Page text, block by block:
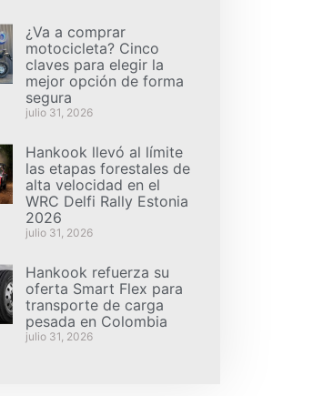
¿Va a comprar
motocicleta? Cinco
claves para elegir la
mejor opción de forma
segura
julio 31, 2026
Hankook llevó al límite
las etapas forestales de
alta velocidad en el
WRC Delfi Rally Estonia
2026
julio 31, 2026
Hankook refuerza su
oferta Smart Flex para
transporte de carga
pesada en Colombia
julio 31, 2026